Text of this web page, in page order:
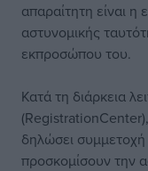
απαραίτητη είναι η
αστυνομικής
εκπροσώπου του.
Κατά τη διάρκεια
δηλώσει
προσκομίσουν την